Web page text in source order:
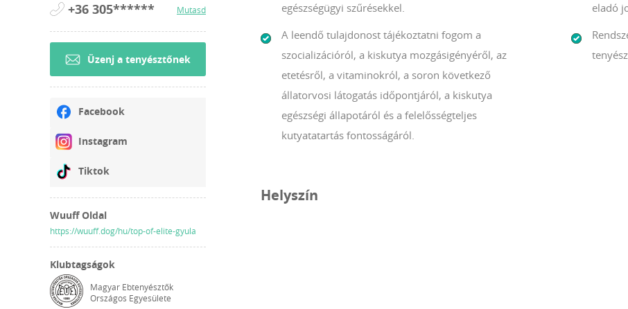
+36 305****** Mutasd
Üzenj a tenyésztőnek
Facebook
Instagram
Tiktok
Wuuff Oldal
https://wuuff.dog/hu/top-of-elite-gyula
Klubtagságok
Magyar Ebtenyésztők
Országos Egyesülete
egészségügyi szűrésekkel.
eladó
A leendő tulajdonost tájékoztatni fogom a
szocializációról, a kiskutya mozgásigényéről, az
etetésről, a vitaminokról, a soron következő
állatorvosi látogatás időpontjáról, a kiskutya
egészségi állapotáról és a felelősségteljes
kutyatatartás fontosságáról.
Helyszín